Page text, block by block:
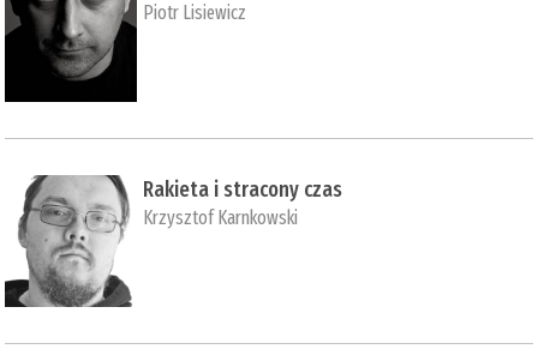
Piotr Lisiewicz
Rakieta i stracony czas
Krzysztof Karnkowski